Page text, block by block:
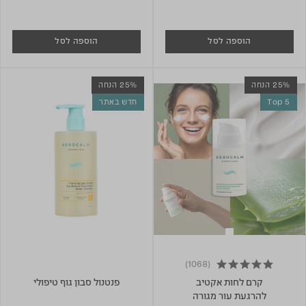
הוספה לסל הוספה לסל
Top 5
25% הנחה
4.9 star rating
(1068)
קרם לחות אקטיב
להרגעת עור מגורה
חדש באתר
25% הנחה
פנטנול סבון גוף טיפולי